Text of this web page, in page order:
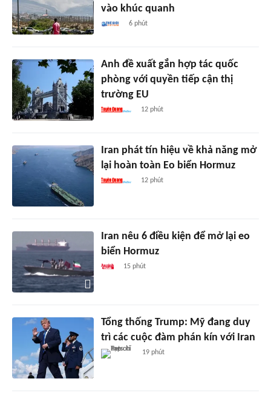
vào khúc quanh
6 phút
Anh đề xuất gắn hợp tác quốc
phòng với quyền tiếp cận thị
trường EU
12 phút
Iran phát tín hiệu về khả năng mở
lại hoàn toàn Eo biển Hormuz
12 phút
Iran nêu 6 điều kiện để mở lại eo
biển Hormuz
15 phút
Tổng thống Trump: Mỹ đang duy
trì các cuộc đàm phán kín với Iran
19 phút